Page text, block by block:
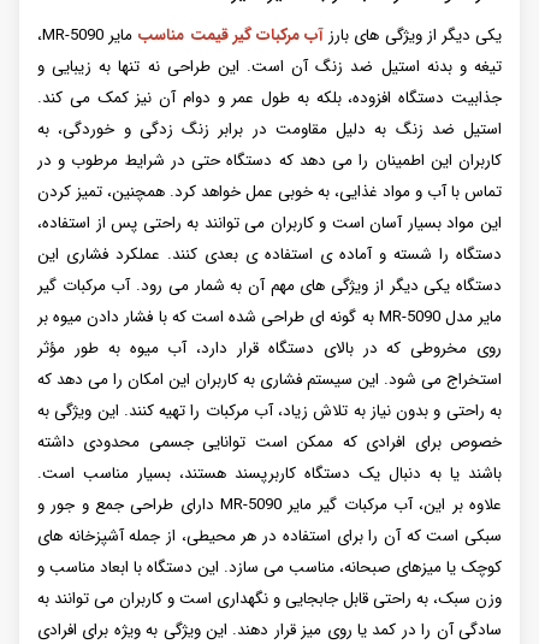
یکی دیگر از ویژگی های بارز آب مرکبات گیر قیمت مناسب
مایر MR-5090،
تیغه و بدنه استیل ضد زنگ آن است. این طراحی نه تنها به زیبایی و
جذابیت دستگاه افزوده، بلکه به طول عمر و دوام آن نیز کمک می کند.
استیل ضد زنگ به دلیل مقاومت در برابر زنگ زدگی و خوردگی، به
کاربران این اطمینان را می دهد که دستگاه حتی در شرایط مرطوب و در
تماس با آب و مواد غذایی، به خوبی عمل خواهد کرد. همچنین، تمیز کردن
این مواد بسیار آسان است و کاربران می توانند به راحتی پس از استفاده،
دستگاه را شسته و آماده ی استفاده ی بعدی کنند. عملکرد فشاری این
دستگاه یکی دیگر از ویژگی های مهم آن به شمار می رود. آب مرکبات گیر
مایر مدل MR-5090 به گونه ای طراحی شده است که با فشار دادن میوه بر
روی مخروطی که در بالای دستگاه قرار دارد، آب میوه به طور مؤثر
استخراج می شود. این سیستم فشاری به کاربران این امکان را می دهد که
به راحتی و بدون نیاز به تلاش زیاد، آب مرکبات را تهیه کنند. این ویژگی به
خصوص برای افرادی که ممکن است توانایی جسمی محدودی داشته
باشند یا به دنبال یک دستگاه کاربرپسند هستند، بسیار مناسب است.
علاوه بر این، آب مرکبات گیر مایر MR-5090 دارای طراحی جمع و جور و
سبکی است که آن را برای استفاده در هر محیطی، از جمله آشپزخانه های
کوچک یا میزهای صبحانه، مناسب می سازد. این دستگاه با ابعاد مناسب و
وزن سبک، به راحتی قابل جابجایی و نگهداری است و کاربران می توانند به
سادگی آن را در کمد یا روی میز قرار دهند. این ویژگی به ویژه برای افرادی